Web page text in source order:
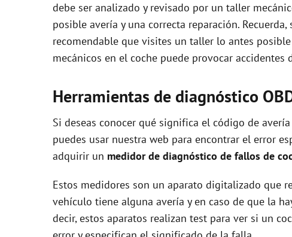
debe ser analizado y revisado por un taller
posible avería y una correcta reparación.
recomendable que visites un taller lo antes
mecánicos en el coche puede provocar accidentes
Herramientas de diagnóstico
Si deseas conocer qué significa el código de
puedes usar nuestra web para encontrar el error
adquirir un medidor de diagnóstico de fallos de
Estos medidores son un aparato digitalizado que
vehículo tiene alguna avería y en caso de que la
decir, estos aparatos realizan test para ver si un